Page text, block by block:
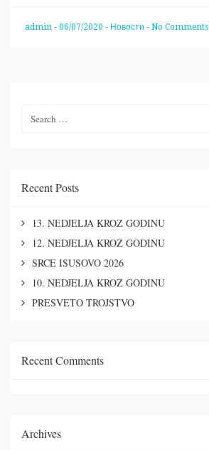
admin - 06/07/2020 - Новости - No Comments
Recent Posts
13. NEDJELJA KROZ GODINU
12. NEDJELJA KROZ GODINU
SRCE ISUSOVO 2026
10. NEDJELJA KROZ GODINU
PRESVETO TROJSTVO
Recent Comments
Archives